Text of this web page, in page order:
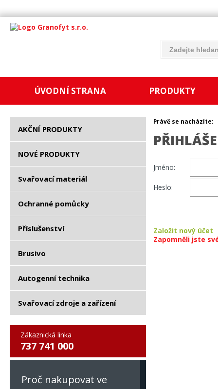
ÚVODNÍ STRANA PRODUKTY
AKČNÍ PRODUKTY
NOVÉ PRODUKTY
Svařovací materiál
Ochranné pomůcky
Příslušenství
Brusivo
Autogenní technika
Svařovací zdroje a zařízení
Zákaznická linka
737 741 000
Proč nakupovat ve
Právě se nacházíte:
Jméno:
Heslo:
Založit nový účet
Zapomněli jste